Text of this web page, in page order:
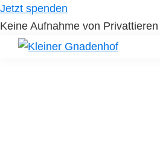
Skip
to
primary
Skip
to
main
Jetzt spenden
Keine Aufnahme von Privattieren